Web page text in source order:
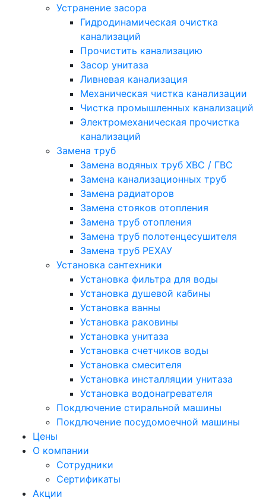
Устранение засора
Гидродинамическая очистка
канализаций
Прочистить канализацию
Засор унитаза
Ливневая канализация
Механическая чистка канализации
Чистка промышленных канализаций
Электромеханическая прочистка
канализаций
Замена труб
Замена водяных труб ХВС / ГВС
Замена канализационных труб
Замена радиаторов
Замена стояков отопления
Замена труб отопления
Замена труб полотенцесушителя
Замена труб РЕХАУ
Установка сантехники
Установка фильтра для воды
Установка душевой кабины
Установка ванны
Установка раковины
Установка унитаза
Установка счетчиков воды
Установка смесителя
Установка инсталляции унитаза
Установка водонагревателя
Покдлючение стиральной машины
Покдлючение посудомоечной машины
Цены
О компании
Сотрудники
Сертификаты
Акции